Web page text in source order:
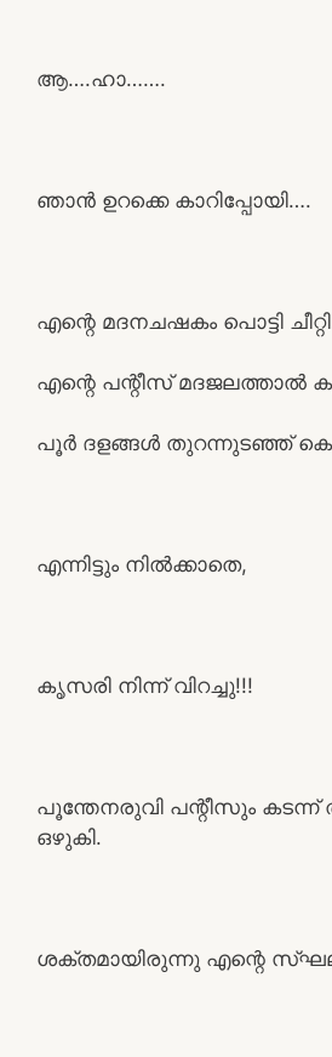
ആ….ഹാ…….
ഞാൻ ഉറക്കെ കാറിപ്പോയി….
എന്റെ മദനചഷകം പൊട്ടി
എന്റെ പന്റീസ്‌ മദജലത്താൽ
പൂർ ദളങ്ങൾ തുറന്നുടഞ്ഞ്
എന്നിട്ടും നിൽക്കാതെ,
കൃസരി നിന്ന് വിറച്ചു!!!
പൂന്തേനരുവി പന്റീസും
ഒഴുകി.
ശക്തമായിരുന്നു എന്റെ